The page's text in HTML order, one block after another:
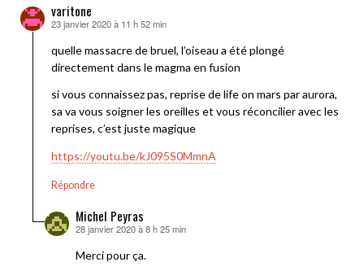
varitone
dit :
23 janvier 2020 à 11 h 52 min
quelle massacre de bruel, l’oiseau a été plongé
directement dans le magma en fusion
si vous connaissez pas, reprise de life on mars par aurora,
sa va vous soigner les oreilles et vous réconcilier avec les
reprises, c’est juste magique
https://youtu.be/kJ095S0MmnA
Répondre
Michel Peyras
dit :
28 janvier 2020 à 8 h 25 min
Merci pour ça.